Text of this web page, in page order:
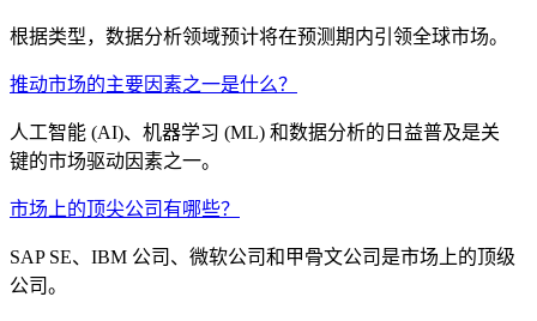
根据类型，数据分析领域预计将在预测期内引领全球市场。
推动市场的主要因素之一是什么？
人工智能 (AI)、机器学习 (ML) 和数据分析的日益普及是关
键的市场驱动因素之一。
市场上的顶尖公司有哪些？
SAP SE、IBM 公司、微软公司和甲骨文公司是市场上的顶级
公司。